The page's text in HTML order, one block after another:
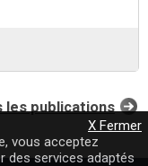
les publications
X Fermer
vous acceptez
des services adaptés